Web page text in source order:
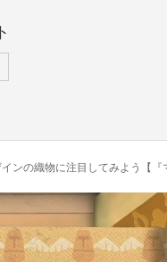
に注目してみよう【『マリオカート ワ